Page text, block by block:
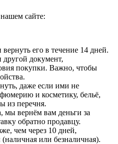
сайте:
его в течение 14 дней.
другой документ,
покупки. Важно, чтобы
даже если ими не
и косметику, бельё,
из перечня.
мы вернём вам деньги за
обратно продавцу.
чем через 10 дней,
или безналичная).